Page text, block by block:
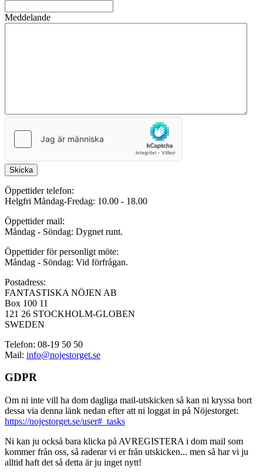
Meddelande
Skicka
Öppettider telefon:
Helgfri Måndag-Fredag: 10.00 - 18.00
Öppettider mail:
Måndag - Söndag: Dygnet runt.
Öppettider för personligt möte:
Måndag - Söndag: Vid förfrågan.
Postadress:
FANTASTISKA NÖJEN AB
Box 100 11
121 26 STOCKHOLM-GLOBEN
SWEDEN
Telefon: 08-19 50 50
Mail: info@nojestorget.se
GDPR
Om ni inte vill ha dom dagliga mail-utskicken så kan ni kryssa bort
dessa via denna länk nedan efter att ni loggat in på Nöjestorget:
https://nojestorget.se/user#_tasks
Ni kan ju också bara klicka på AVREGISTERA i dom mail som
kommer från oss, så raderar vi er från utskicken... men så har vi ju
alltid haft det så detta är ju inget nytt!